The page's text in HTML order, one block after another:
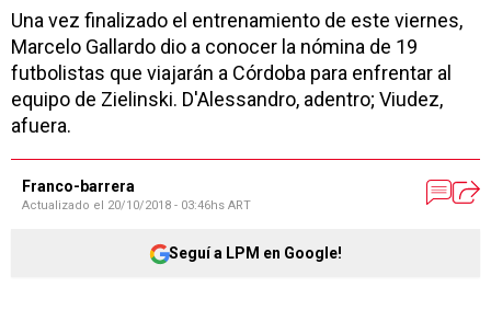
Una vez finalizado el entrenamiento de este viernes,
Marcelo Gallardo dio a conocer la nómina de 19
futbolistas que viajarán a Córdoba para enfrentar al
equipo de Zielinski. D'Alessandro, adentro; Viudez,
afuera.
Franco-barrera
Actualizado el 20/10/2018 - 03:46hs ART
Seguí a LPM en Google!